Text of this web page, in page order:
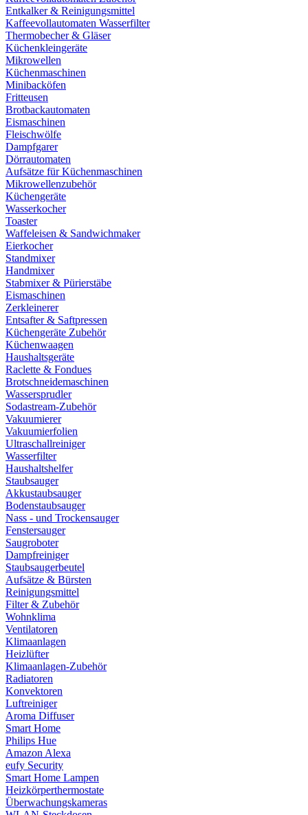
Entkalker & Reinigungsmittel
Kaffeevollautomaten Wasserfilter
Thermobecher & Gläser
Küchenkleingeräte
Mikrowellen
Küchenmaschinen
Minibacköfen
Fritteusen
Brotbackautomaten
Eismaschinen
Fleischwölfe
Dampfgarer
Dörrautomaten
Aufsätze für Küchenmaschinen
Mikrowellenzubehör
Küchengeräte
Wasserkocher
Toaster
Waffeleisen & Sandwichmaker
Eierkocher
Standmixer
Handmixer
Stabmixer & Pürierstäbe
Eismaschinen
Zerkleinerer
Entsafter & Saftpressen
Küchengeräte Zubehör
Küchenwaagen
Haushaltsgeräte
Raclette & Fondues
Brotschneidemaschinen
Wassersprudler
Sodastream-Zubehör
Vakuumierer
Vakuumierfolien
Ultraschallreiniger
Wasserfilter
Haushaltshelfer
Staubsauger
Akkustaubsauger
Bodenstaubsauger
Nass - und Trockensauger
Fenstersauger
Saugroboter
Dampfreiniger
Staubsaugerbeutel
Aufsätze & Bürsten
Reinigungsmittel
Filter & Zubehör
Wohnklima
Ventilatoren
Klimaanlagen
Heizlüfter
Klimaanlagen-Zubehör
Radiatoren
Konvektoren
Luftreiniger
Aroma Diffuser
Smart Home
Philips Hue
Amazon Alexa
eufy Security
Smart Home Lampen
Heizkörperthermostate
Überwachungskameras